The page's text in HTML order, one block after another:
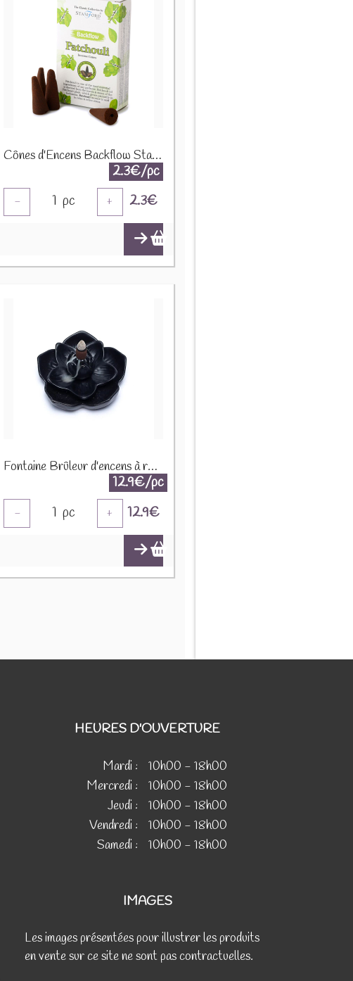
Cônes d'Encens Backflow Stamford - Patchouli 37428
2.3€/pc
- 1 pc + 2.3€
Fontaine Brûleur d'encens à refoulement Fleur de Lotus 1942
12.9€/pc
- 1 pc + 12.9€
HEURES D'OUVERTURE
Mardi :
10h00 - 18h00
Mercredi :
10h00 - 18h00
Jeudi :
10h00 - 18h00
Vendredi :
10h00 - 18h00
Samedi :
10h00 - 18h00
IMAGES
Les images présentées pour illustrer les produits
en vente sur ce site ne sont pas contractuelles.